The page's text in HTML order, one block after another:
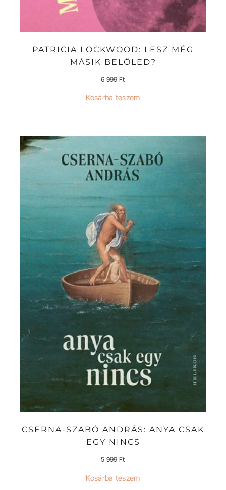
PATRICIA LOCKWOOD: LESZ MÉG
MÁSIK BELŐLED?
6 999Ft
Kosárba teszem
CSERNA-SZABÓ ANDRÁS: ANYA CSAK
EGY NINCS
5 999 Ft
Kosárba teszem